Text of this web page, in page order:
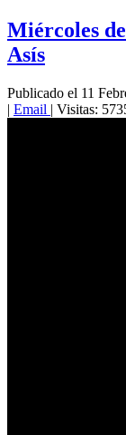
Miércoles
Asís
Publicado el 11
| Email | Visitas: